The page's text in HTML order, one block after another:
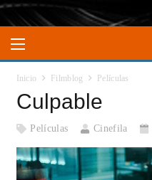
Inicio Filmblog Películas
Culpable
Películas Cinefila